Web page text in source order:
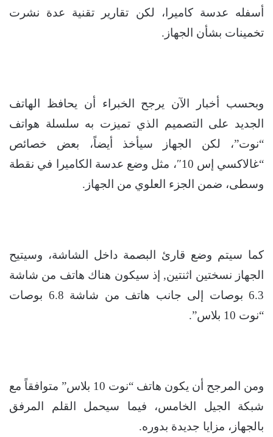
أسفله عدسة كاميرا، لكن تقارير تقنية عدة نشرت
تخمينات بشأن الجهاز.
وبحسب أخبار الآن يرجح الخبراء أن يحافظ الهاتف
الجديد على التصميم الذي تميزت به سلسلة هواتف
“نوت”، لكن الجهاز سيأخذ أيضاً، بعض خصائص
“غالاكسي إس 10″، مثل وضع عدسة الكاميرا في نقطة
وسطى، ضمن الجزء العلوي من الجهاز.
كما سيتم وضع قارئ البصمة داخل الشاشة، وسيتيح
الجهاز نسختين اثنتين, إذ سيكون هناك هاتف من شاشة
6.3 بوصات إلى جانب هاتف من شاشة 6.8 بوصات
“نوت 10 بلاس”.
ومن المرجح أن يكون هاتف “نوت 10 بلاس” متوافقاً مع
شبكة الجيل الخامس، فيما سيحمل القلم المرفق
بالجهاز، مزايا جديدة بدوره.